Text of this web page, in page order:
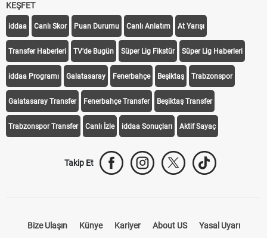
KEŞFET
iddaa Canlı Skor Puan Durumu Canlı Anlatım At Yarışı
Transfer Haberleri TV'de Bugün Süper Lig Fikstür Süper Lig Haberleri
iddaa Programı Galatasaray Fenerbahçe Beşiktaş Trabzonspor
Galatasaray Transfer Fenerbahçe Transfer Beşiktaş Transfer
Trabzonspor Transfer Canlı İzle iddaa Sonuçları Aktif Sayaç
Takip Et
Bize Ulaşın Künye Kariyer About US Yasal Uyarı